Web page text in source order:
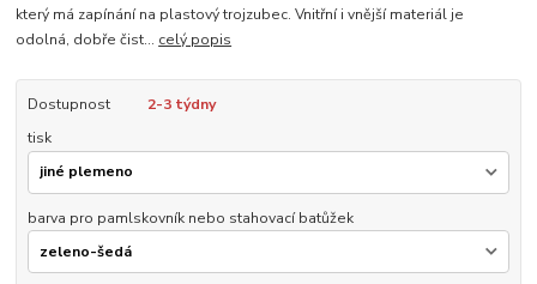
který má zapínání na plastový trojzubec. Vnitřní i vnější materiál je
odolná, dobře čist... celý popis
Dostupnost
2-3 týdny
tisk
barva pro pamlskovník nebo stahovací batůžek